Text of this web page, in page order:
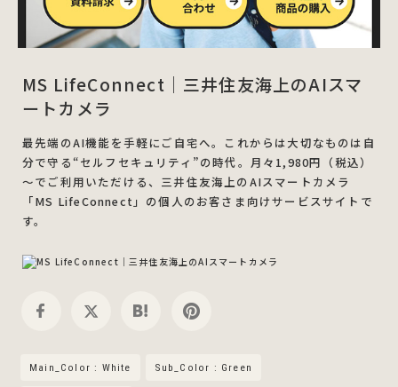
MS LifeConnect｜三井住友海上のAIスマ
ートカメラ
最先端のAI機能を手軽にご自宅へ。これからは大切なものは自
分で守る“セルフセキュリティ”の時代。月々1,980円（税込）
～でご利用いただける、三井住友海上のAIスマートカメラ
「MS LifeConnect」の個人のお客さま向けサービスサイトで
す。
Main_Color : White Sub_Color : Green